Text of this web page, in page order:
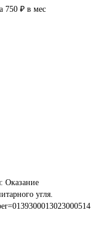
750 ₽ в мес
Оказание
угля.